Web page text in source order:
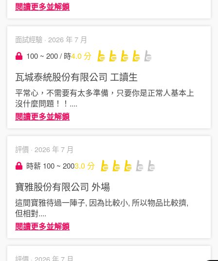
閱讀更多並解鎖
面試經驗 · 2026 年 7 月
100 ~ 200 / 時4.0 分
瓦城泰統股份有限公司 工讀生
平常心，不需要有太多準備，只要你是正常人基本上
沒什麼問題！！ ....
閱讀更多並解鎖
評價 · 2026 年 7 月
時薪 100 ~ 2003.0 分
寶雅股份有限公司 外場
這間寶雅待過一陣子, 因為比較小, 所以物品比較擠,
但相對....
閱讀更多並解鎖
評價 · 2026 年 7 月